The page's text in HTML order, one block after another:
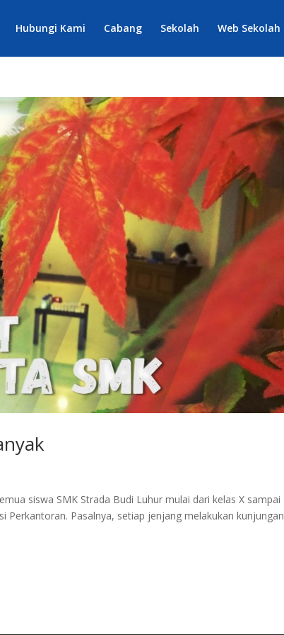
Hubungi Kami Cabang Sekolah Web Sekolah
siswa SMK Strada Budi Luhur mulai dari kelas X sampai
Perkantoran. Pasalnya, setiap jenjang melakukan kunjungan